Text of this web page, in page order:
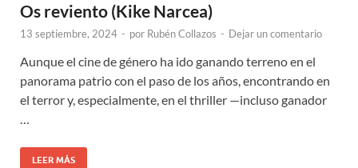
Os reviento (Kike Narcea)
13 septiembre, 2024 - por Rubén Collazos - Dejar un comentario
Aunque el cine de género ha ido ganando terreno en el
panorama patrio con el paso de los años, encontrando en
el terror y, especialmente, en el thriller —incluso ganador
…
LEER MÁS